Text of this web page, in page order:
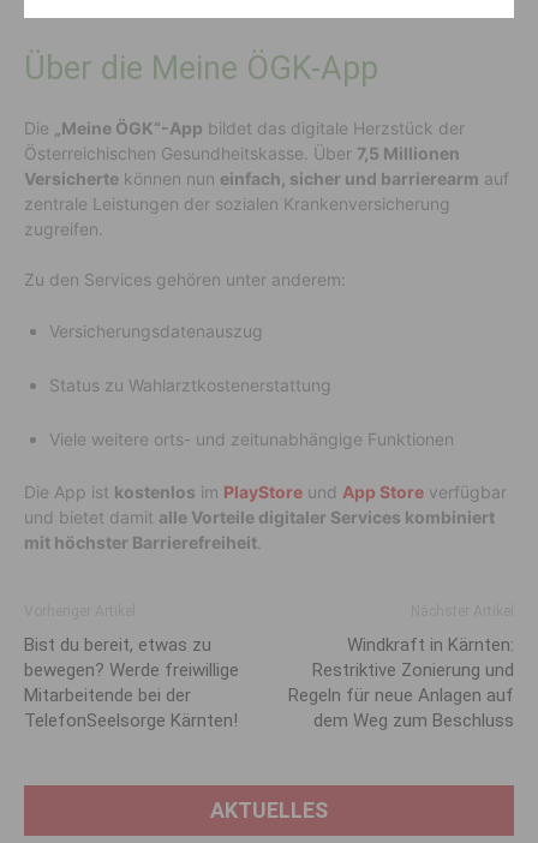
Über die Meine ÖGK-App
Die „Meine ÖGK“-App bildet das digitale Herzstück der
Österreichischen Gesundheitskasse. Über 7,5 Millionen
Versicherte können nun einfach, sicher und barrierearm auf
zentrale Leistungen der sozialen Krankenversicherung
zugreifen.
Zu den Services gehören unter anderem:
Versicherungsdatenauszug
Status zu Wahlarztkostenerstattung
Viele weitere orts- und zeitunabhängige Funktionen
Die App ist kostenlos im PlayStore und App Store verfügbar
und bietet damit alle Vorteile digitaler Services kombiniert
mit höchster Barrierefreiheit
Bist du bereit, etwas zu
bewegen? Werde freiwillige
Mitarbeitende bei der
TelefonSeelsorge Kärnten!
Windkraft in Kärnten:
Restriktive Zonierung und
Regeln für neue Anlagen auf
dem Weg zum Beschluss
AKTUELLES